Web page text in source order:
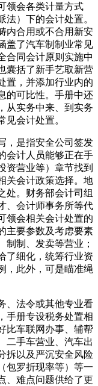
领会各类计量方式
法）下的会计处置。
内合用或不合用新安
盖了汽车制制业常见
合同会计原则实施中
囊括了新手艺取新营
置，并添加行业内的
的可比性。手册中还
从实务中来、到实务
会计处置。
是指安全公司签发
会计人员能够正在手
资营业等）章节找到
关会计政策选择。地
处。财务部会计司组
、会计师事务所等代
领会相关会计处置的
主要参数及考虑要素
制制、发卖等营业；
了细化，统筹行业资
，此外，可是瞄准绳
法令或其他专业看
手册专设税务处置相
比车联网办事、辅帮
二手车营业、汽车出
拆以及严沉安全风险
包罗折现率等）等一
、难点问题供给了更